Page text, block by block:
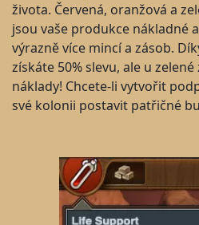
života. Červená, oranžová a
jsou vaše produkce nákladné
výrazně více mincí a zásob.
získáte 50% slevu, ale u
náklady! Chcete-li vytvořit
své kolonii postavit patřičné